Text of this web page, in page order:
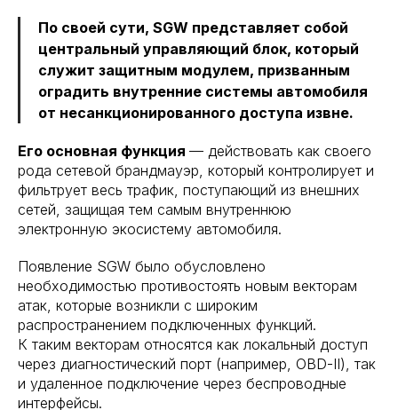
По своей сути, SGW представляет собой
центральный управляющий блок, который
служит защитным модулем, призванным
оградить внутренние системы автомобиля
от несанкционированного доступа извне.
Его основная функция — действовать как своего
рода сетевой брандмауэр, который контролирует и
фильтрует весь трафик, поступающий из внешних
сетей, защищая тем самым внутреннюю
электронную экосистему автомобиля.
Появление SGW было обусловлено
необходимостью противостоять новым векторам
атак, которые возникли с широким
распространением подключенных функций.
К таким векторам относятся как локальный доступ
через диагностический порт (например, OBD-II), так
и удаленное подключение через беспроводные
интерфейсы.